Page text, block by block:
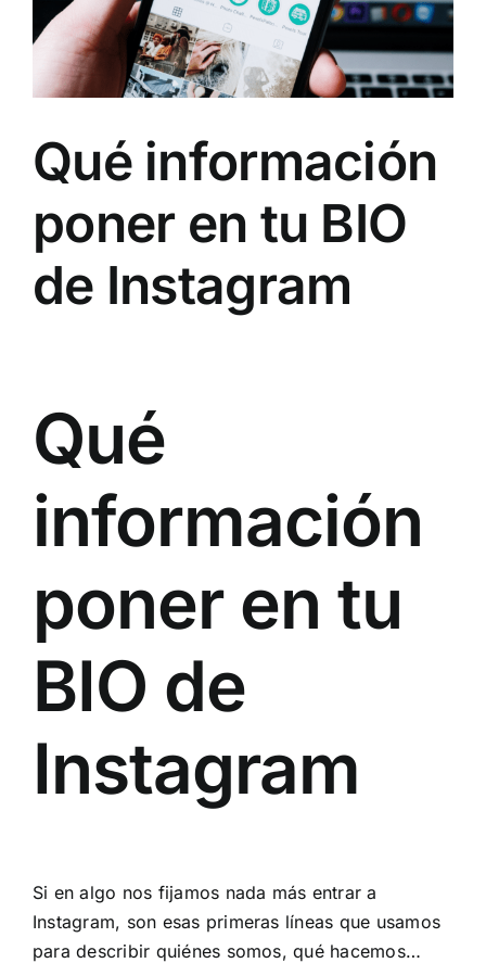
Qué información
poner en tu BIO
de Instagram
Qué
información
poner en tu
BIO de
Instagram
Si en algo nos fijamos nada más entrar a
Instagram, son esas primeras líneas que usamos
para describir quiénes somos, qué hacemos…